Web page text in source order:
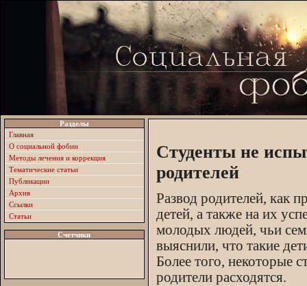
Разделы
Главная
О социальной фобии
Методы лечения и коррекция
Тематические статьи
Публикации
Архив
Ссылки
Статьи
Счетчики
Студенты не
родителей
Развод родителей, как
детей, а также на их
молодых людей, чьи
выяснили, что такие
Более того, некоторые
родители расходятся.